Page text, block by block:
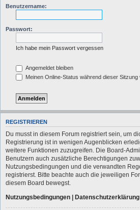
Benutzername:
Passwort:
Ich habe mein Passwort vergessen
Angemeldet bleiben
Meinen Online-Status während dieser Sitzung
REGISTRIEREN
Du musst in diesem Forum registriert sein, um
Registrierung ist in wenigen Augenblicken
weitere Funktionen zuzugreifen. Die Board-
Benutzern auch zusätzliche Berechtigungen
Nutzungsbedingungen und die verwandten
registrierst. Bitte beachte auch die jeweiligen
diesem Board bewegst.
Nutzungsbedingungen | Datenschutzerklärung